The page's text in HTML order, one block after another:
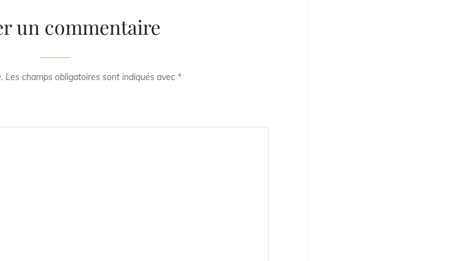
un commentaire
Les champs obligatoires sont indiqués avec *